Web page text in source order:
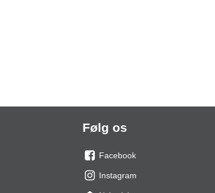
Følg os
os
på
Facebook
os
Instagram